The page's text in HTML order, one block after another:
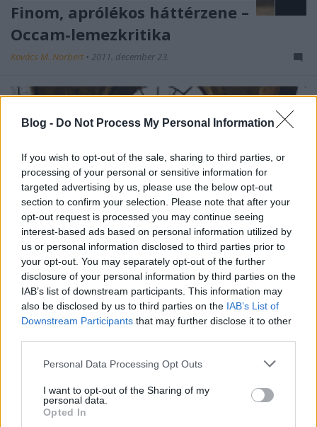
Blog - Do Not Process My Personal Information
If you wish to opt-out of the sale, sharing to third parties, or
processing of your personal or sensitive information for
targeted advertising by us, please use the below opt-out
section to confirm your selection. Please note that after your
opt-out request is processed you may continue seeing
interest-based ads based on personal information utilized by
us or personal information disclosed to third parties prior to
your opt-out. You may separately opt-out of the further
disclosure of your personal information by third parties on the
IAB’s list of downstream participants. This information may
also be disclosed by us to third parties on the IAB’s List of
Downstream Participants that may further disclose it to other
Please note that this website/app uses one or more Google
not limited to your visit or usage behaviour. You may click to
grant or deny consent to Google and its third-party tags to
use your data for below specified purposes in below Google
Personal Data Processing Opt Outs
I want to opt-out of the Sharing of my
personal data.
Opted In
Finom, aprólékos háttérzene –
Occam-lemezkritika
Kovács M. Norbert • 2011. december 23.
Occam – My Rorschach
(Pimodan Records)